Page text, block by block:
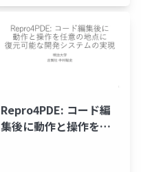
Repro4PDE: コード編
集後に動作と操作を任